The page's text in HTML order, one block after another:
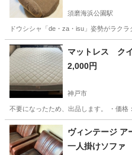
須磨海浜公園駅
ドウシシャ「de・za・isu」姿勢がラク
兵庫 神戸市 須磨海浜公園駅
マットレス ク
2,000円
神戸市
不要になったため、出品します。 ・価
兵庫 神戸市 ベッド
ヴィンテージ
一人掛けソフ